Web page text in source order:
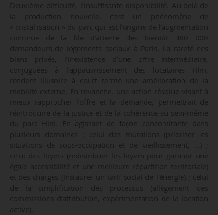
Deuxième difficulté, l’insuffisante disponibilité. Au-delà de
la production nouvelle, c’est un phénomène de
« cristallisation » du parc qui est l’origine de l’augmentation
continue de la file d’attente des bientôt 300 000
demandeurs de logements sociaux à Paris. La rareté des
biens privés, l’inexistence d’une offre intermédiaire,
conjuguées à l’appauvrissement des locataires Hlm,
rendent illusoire à court terme une amélioration de la
mobilité externe. En revanche, une action résolue visant à
mieux rapprocher l’offre et la demande, permettrait de
réintroduire de la justice et de la cohérence au sein-même
du parc Hlm. En agissant de façon concomitante dans
plusieurs domaines : celui des mutations (prioriser les
situations de sous-occupation et de vieillissement, …) ;
celui des loyers (redistribuer les loyers pour garantir une
égale accessibilité et une meilleure répartition territoriale)
et des charges (instaurer un tarif social de l’énergie) ; celui
de la simplification des processus (allégement des
commissions d’attribution, expérimentation de la location
active).